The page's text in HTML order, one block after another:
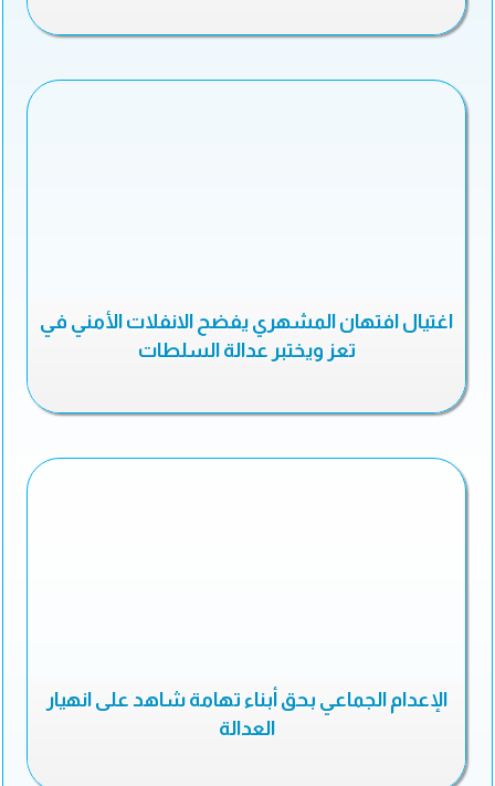
اغتيال افتهان المشهري يفضح الانفلات الأمني في
تعز ويختبر عدالة السلطات
الإعدام الجماعي بحق أبناء تهامة شاهد على انهيار
العدالة